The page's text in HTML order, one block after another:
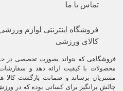
تماس با ما
فروشگاه اینترنتی لوازم
کالای ورزشی
فروشگاهی که بتواند بصورت تخصصی در
محصولات با کیفیت ارائه دهد و
مشتریان برساند و ضمانت بازگشت کالا
چالش برانگیز برای کسانی بوده که در